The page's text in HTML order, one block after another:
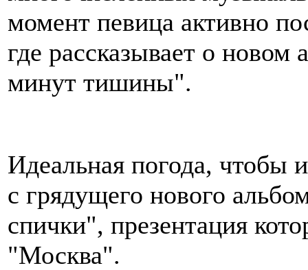
момент певица активно
где рассказывает о новом
минут тишины".
Идеальная погода, чтобы
с грядущего нового
спички", презентация
"Москва".